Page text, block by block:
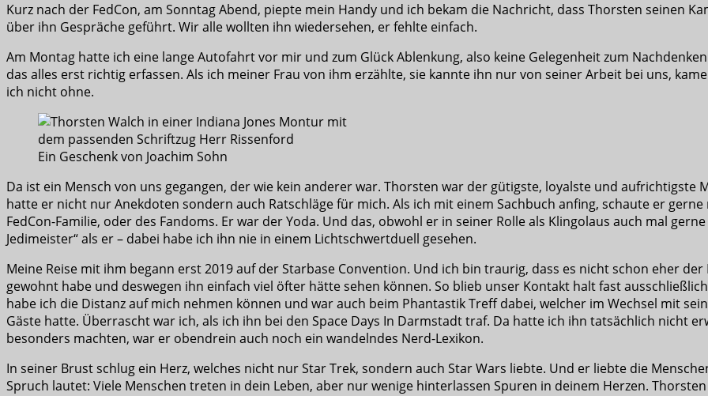
Kurz nach der FedCon, am Sonntag Abend, piepte mein Handy und ich bekam die Nachricht, dass Thorsten seinen
über ihn Gespräche geführt. Wir alle wollten ihn wiedersehen, er fehlte einfach.
Am Montag hatte ich eine lange Autofahrt vor mir und zum Glück Ablenkung, also keine Gelegenheit zum
das alles erst richtig erfassen. Als ich meiner Frau von ihm erzählte, sie kannte ihn nur von seiner Arbeit bei uns,
ich nicht ohne.
Ein Geschenk von Joachim Sohn
Da ist ein Mensch von uns gegangen, der wie kein anderer war. Thorsten war der gütigste, loyalste und aufrichtigste
hatte er nicht nur Anekdoten sondern auch Ratschläge für mich. Als ich mit einem Sachbuch anfing, schaute er
FedCon-Familie, oder des Fandoms. Er war der Yoda. Und das, obwohl er in seiner Rolle als Klingolaus auch mal
Jedimeister“ als er – dabei habe ich ihn nie in einem Lichtschwertduell gesehen.
Meine Reise mit ihm begann erst 2019 auf der Starbase Convention. Und ich bin traurig, dass es nicht schon eher
gewohnt habe und deswegen ihn einfach viel öfter hätte sehen können. So blieb unser Kontakt halt fast
habe ich die Distanz auf mich nehmen können und war auch beim Phantastik Treff dabei, welcher im Wechsel mit
Gäste hatte. Überrascht war ich, als ich ihn bei den Space Days In Darmstadt traf. Da hatte ich ihn tatsächlich nicht
besonders machten, war er obendrein auch noch ein wandelndes Nerd-Lexikon.
In seiner Brust schlug ein Herz, welches nicht nur Star Trek, sondern auch Star Wars liebte. Und er liebte die
Spruch lautet: Viele Menschen treten in dein Leben, aber nur wenige hinterlassen Spuren in deinem Herzen.